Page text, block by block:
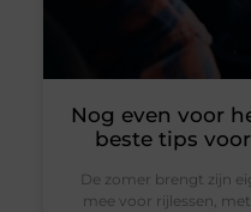
Nog even voor
beste tips
De zomer brengt zijn
mee voor rijlessen,